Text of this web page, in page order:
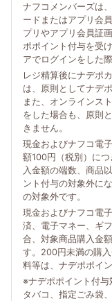
ナフコメンバーズは
ードまたはアプリ会
プリやアプリ会員証
ポポイント付与を受
アでログインをした
レジ精算後にナデポ
は、原則としてナデ
また、オンラインス
をした場合も、原則
きません。
現金およびナフコ電
額100円（税別）に
入金額の端数、商品
ント付与の対象外に
の対象外です。
現金およびナフコ電
済、電子マネー、ギ
合、対象商品購入金
す。200円未満の購
料等は、ナデポポイ
※ナデポポイント付
タバコ、指定ごみ袋